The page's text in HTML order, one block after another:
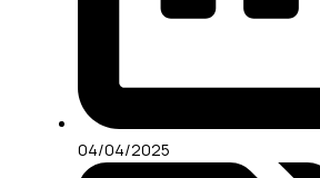
04/04/2025